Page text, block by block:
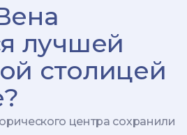
лучшей
столицей
центра сохранили